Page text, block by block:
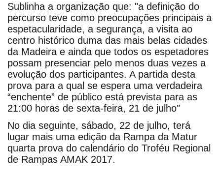
Sublinha a organização que: "a definição do
percurso teve como preocupações principais a
espetacularidade, a segurança, a visita ao
centro histórico duma das mais belas cidades
da Madeira e ainda que todos os espetadores
possam presenciar pelo menos duas vezes a
evolução dos participantes. A partida desta
prova para a qual se espera uma verdadeira
“enchente” de público está prevista para as
21:00 horas de sexta-feira, 21 de julho"
No dia seguinte, sábado, 22 de julho, terá
lugar mais uma edição da Rampa da Matur
quarta prova do calendário do Troféu Regional
de Rampas AMAK 2017.